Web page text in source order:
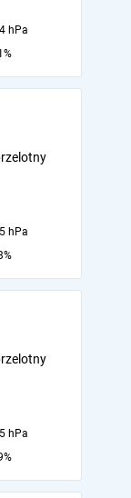
hPa
hPa
hPa